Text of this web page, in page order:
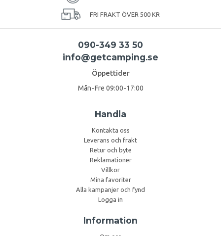
FRI FRAKT ÖVER 500 KR
090-349 33 50
info@getcamping.se
Öppettider
Mån-Fre 09:00-17:00
Handla
Kontakta oss
Leverans och frakt
Retur och byte
Reklamationer
Villkor
Mina favoriter
Alla kampanjer och fynd
Logga in
Information